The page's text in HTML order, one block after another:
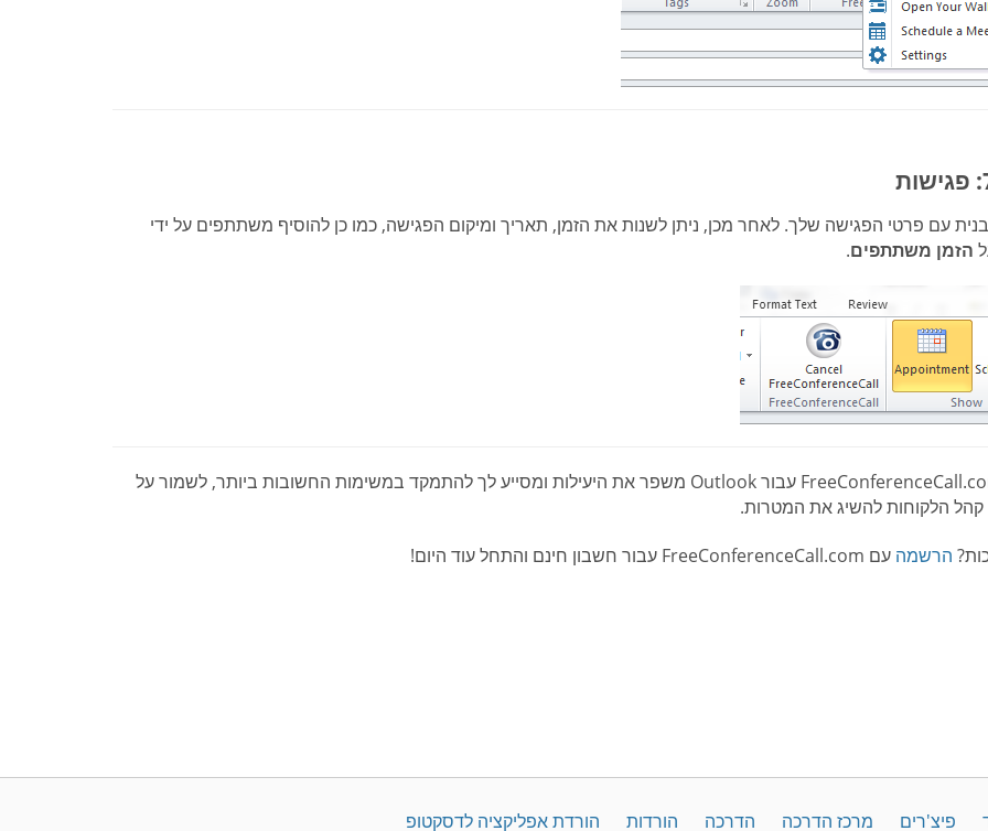
עם פרטי הפגישה שלך. לאחר מכן, ניתן לשנות את הזמן, תאריך ומיקום הפגישה, כמו כן להוסיף משתתפים על ידי
הזמן משתתפים.
תוסף FreeConferenceCall.com עבור Outlook משפר את היעילות ומסייע לך להתמקד במשימות החשובות ביותר, לשמור על
הלקוחות להשיג את המטרות.
הרשמה עם FreeConferenceCall.com עבור חשבון חינם והתחל עוד היום!
פיצ'רים מרכז הדרכה הדרכה הורדות הורדת אפליקציה לדסקטופ